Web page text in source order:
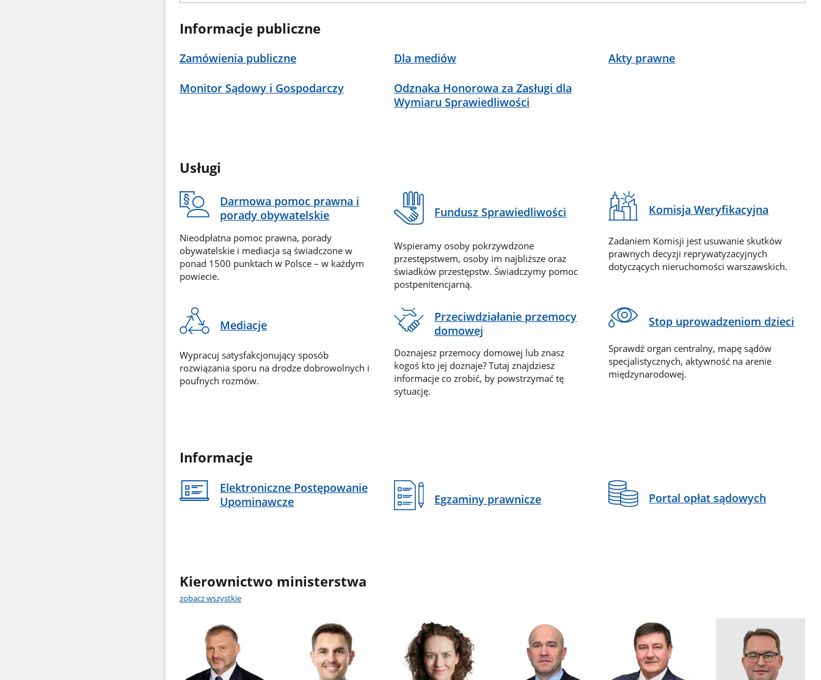
Informacje publiczne
Zamówienia publiczne Dla mediów Akty prawne
Monitor Sądowy i Gospodarczy
Odznaka Honorowa za Zasługi dla
Wymiaru Sprawiedliwości
Usługi
Darmowa pomoc prawna i
porady obywatelskie
Nieodpłatna pomoc prawna, porady
obywatelskie i mediacja są świadczone w
ponad 1500 punktach w Polsce – w każdym
powiecie.
Fundusz Sprawiedliwości
Wspieramy osoby pokrzywdzone
przestępstwem, osoby im najbliższe oraz
świadków przestępstw. Świadczymy pomoc
postpenitencjarną.
Komisja Weryfikacyjna
Zadaniem Komisji jest usuwanie skutków
prawnych decyzji reprywatyzacyjnych
dotyczących nieruchomości warszawskich.
Mediacje
Wypracuj satysfakcjonujący sposób
rozwiązania sporu na drodze dobrowolnych i
poufnych rozmów.
Przeciwdziałanie przemocy
domowej
Doznajesz przemocy domowej lub znasz
kogoś kto jej doznaje? Tutaj znajdziesz
informacje co zrobić, by powstrzymać tę
sytuację.
Stop uprowadzeniom dzieci
Sprawdź organ centralny, mapę sądów
specjalistycznych, aktywność na arenie
międzynarodowej.
Informacje
Elektroniczne Postępowanie
Upominawcze
Egzaminy prawnicze Portal opłat sądowych
Kierownictwo ministerstwa
zobacz wszystkie